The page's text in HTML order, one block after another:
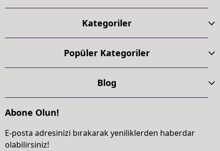
Kategoriler
Popüler Kategoriler
Blog
Abone Olun!
E-posta adresinizi bırakarak yeniliklerden haberdar
olabilirsiniz!